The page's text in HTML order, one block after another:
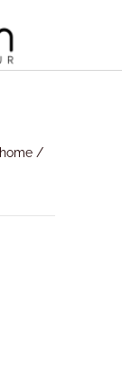
home /